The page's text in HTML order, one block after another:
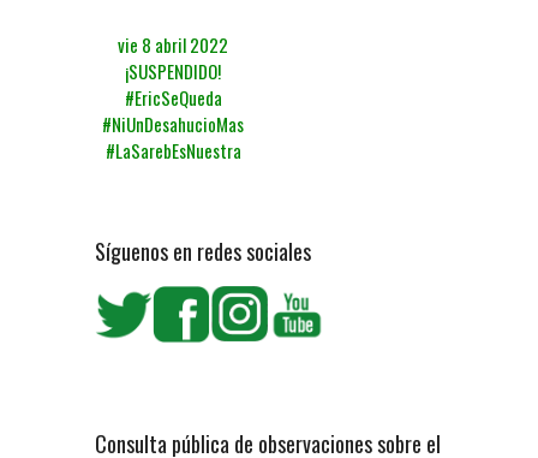
vie 8 abril 2022
¡SUSPENDIDO!
#EricSeQueda
#NiUnDesahucioMas
#LaSarebEsNuestra
Síguenos en redes sociales
Consulta pública de observaciones sobre el